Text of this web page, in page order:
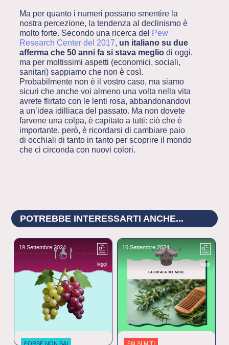
Ma per quanto i numeri possano smentire la
nostra percezione, la tendenza al declinismo è
molto forte. Secondo una ricerca del Pew
Research Center del 2017, un italiano su due
afferma che 50 anni fa si stava megliodi oggi,
ma per moltissimi aspetti (economici, sociali,
sanitari) sappiamo che non è così.
Probabilmente non è il vostro caso, ma siamo
sicuri che anche voi almeno una volta nella vita
avrete flirtato con le lenti rosa, abbandonandovi
a un’idea idilliaca del passato. Ma non dovete
farvene una colpa, è capitato a tutti: ciò che è
importante, però, è ricordarsi di cambiare paio
di occhiali di tanto in tanto per scoprire il mondo
che ci circonda con nuovi colori.
POTREBBE INTERESSARTI ANCHE...
19 Settembre 2024
leggi
FORSE NON SAI
16 Settembre 2024
leggi
FALSI MITI